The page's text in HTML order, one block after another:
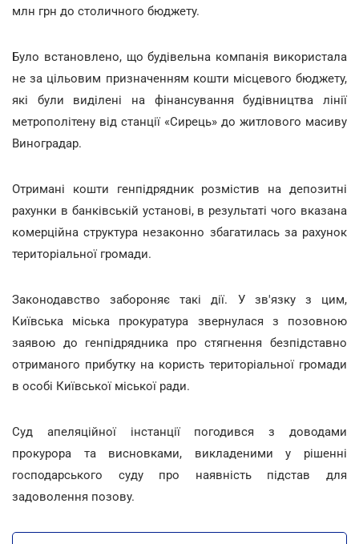
млн грн до столичного бюджету.
Було встановлено, що будівельна компанія використала
не за цільовим призначенням кошти місцевого бюджету,
які були виділені
на фінансування будівництва лінії
метрополітену від станції «Сирець» до житлового масиву
Виноградар.
Отримані кошти генпідрядник розмістив на депозитні
рахунки в банківській установі, в результаті чого вказана
комерційна структура незаконно збагатилась за рахунок
територіальної громади.
Законодавство забороняє такі дії. У зв'язку з цим,
Київська міська прокуратура звернулася з позовною
заявою до генпідрядника про стягнення безпідставно
отриманого прибутку на користь територіальної громади
в особі Київської міської ради.
Суд апеляційної інстанції погодився з доводами
прокурора та висновками, викладеними у рішенні
господарського суду про наявність підстав для
задоволення позову.